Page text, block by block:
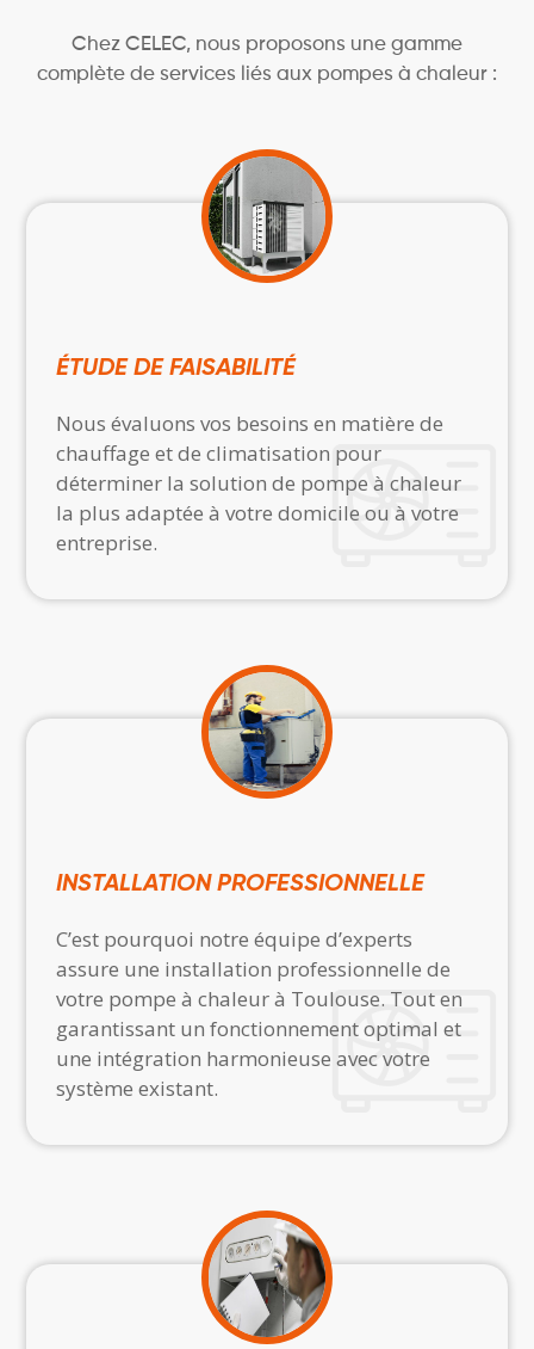
Chez CELEC, nous proposons une gamme
complète de services liés aux pompes à chaleur :
ÉTUDE DE FAISABILITÉ
Nous évaluons vos besoins en matière de
chauffage et de climatisation pour
déterminer la solution de pompe à chaleur
la plus adaptée à votre domicile ou à votre
entreprise.
INSTALLATION PROFESSIONNELLE
C’est pourquoi notre équipe d’experts
assure une installation professionnelle de
votre pompe à chaleur à Toulouse. Tout en
garantissant un fonctionnement optimal et
une intégration harmonieuse avec votre
système existant.